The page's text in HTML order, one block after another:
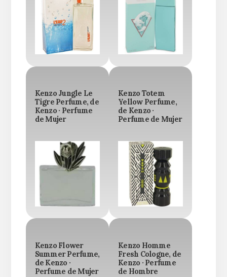
Kenzo Jungle Le
Tigre Perfume, de
Kenzo · Perfume
de Mujer
Kenzo Totem
Yellow Perfume,
de Kenzo ·
Perfume de Mujer
Kenzo Flower
Summer Perfume,
de Kenzo ·
Perfume de Mujer
Kenzo Homme
Fresh Cologne, de
Kenzo · Perfume
de Hombre